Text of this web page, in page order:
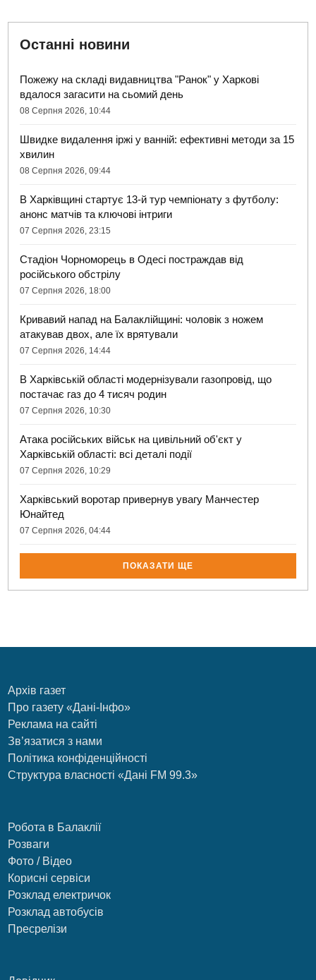
Останні новини
Пожежу на складі видавництва "Ранок" у Харкові
вдалося загасити на сьомий день
08 Серпня 2026, 10:44
Швидке видалення іржі у ванній: ефективні методи за 15
хвилин
08 Серпня 2026, 09:44
В Харківщині стартує 13-й тур чемпіонату з футболу:
анонс матчів та ключові інтриги
07 Серпня 2026, 23:15
Стадіон Чорноморець в Одесі постраждав від
російського обстрілу
07 Серпня 2026, 18:00
Кривавий напад на Балаклійщині: чоловік з ножем
атакував двох, але їх врятували
07 Серпня 2026, 14:44
В Харківській області модернізували газопровід, що
постачає газ до 4 тисяч родин
07 Серпня 2026, 10:30
Атака російських військ на цивільний об'єкт у
Харківській області: всі деталі події
07 Серпня 2026, 10:29
Харківський воротар привернув увагу Манчестер
Юнайтед
07 Серпня 2026, 04:44
ПОКАЗАТИ ЩЕ
Архів газет
Про газету «Дані-Інфо»
Реклама на сайті
Зв’язатися з нами
Політика конфіденційності
Структура власності «Дані FM 99.3»
Робота в Балаклії
Розваги
Фото / Відео
Корисні сервіси
Розклад електричок
Розклад автобусів
Пресрелізи